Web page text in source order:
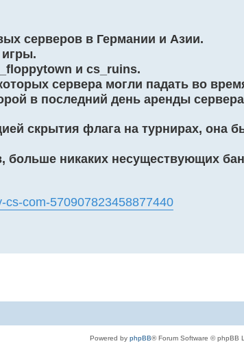
серверов в Германии и Азии.
и cs_ruins.
сервера могли падать во
в последний день аренды
скрытия флага на турнирах, она
больше никаких несуществующих
cs-com-570907823458877440
Powered by phpBB® Forum Software © phpBB